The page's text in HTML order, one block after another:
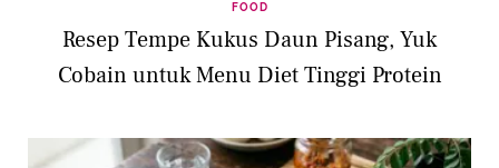
FOOD
Resep Tempe Kukus Daun Pisang, Yuk
Cobain untuk Menu Diet Tinggi Protein